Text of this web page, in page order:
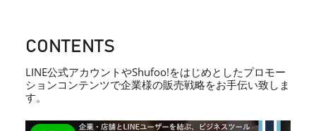
CONTENTS
LINE公式アカウントやShufoo!をはじめとしたプロモー
ションコンテンツで企業様の販売戦略をお手伝い致しま
す。